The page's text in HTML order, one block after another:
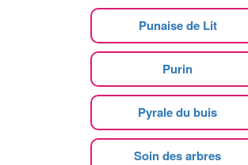
Punaise de Lit
Purin
Pyrale du buis
Soin des arbres